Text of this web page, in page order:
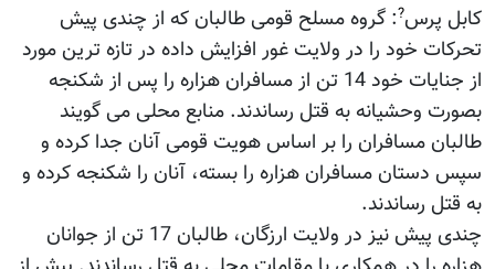
کابل پرس?: گروه مسلح قومی طالبان که از چندی پیش
تحرکات خود را در ولایت غور افزایش داده در تازه ترین مورد
از جنایات خود 14 تن از مسافران هزاره را پس از شکنجه
بصورت وحشیانه به قتل رساندند. منابع محلی می گویند
طالبان مسافران را بر اساس هویت قومی آنان جدا کرده و
سپس دستان مسافران هزاره را بسته، آنان را شکنجه کرده و
به قتل رساندند.
چندی پیش نیز در ولایت ارزگان، طالبان 17 تن از جوانان